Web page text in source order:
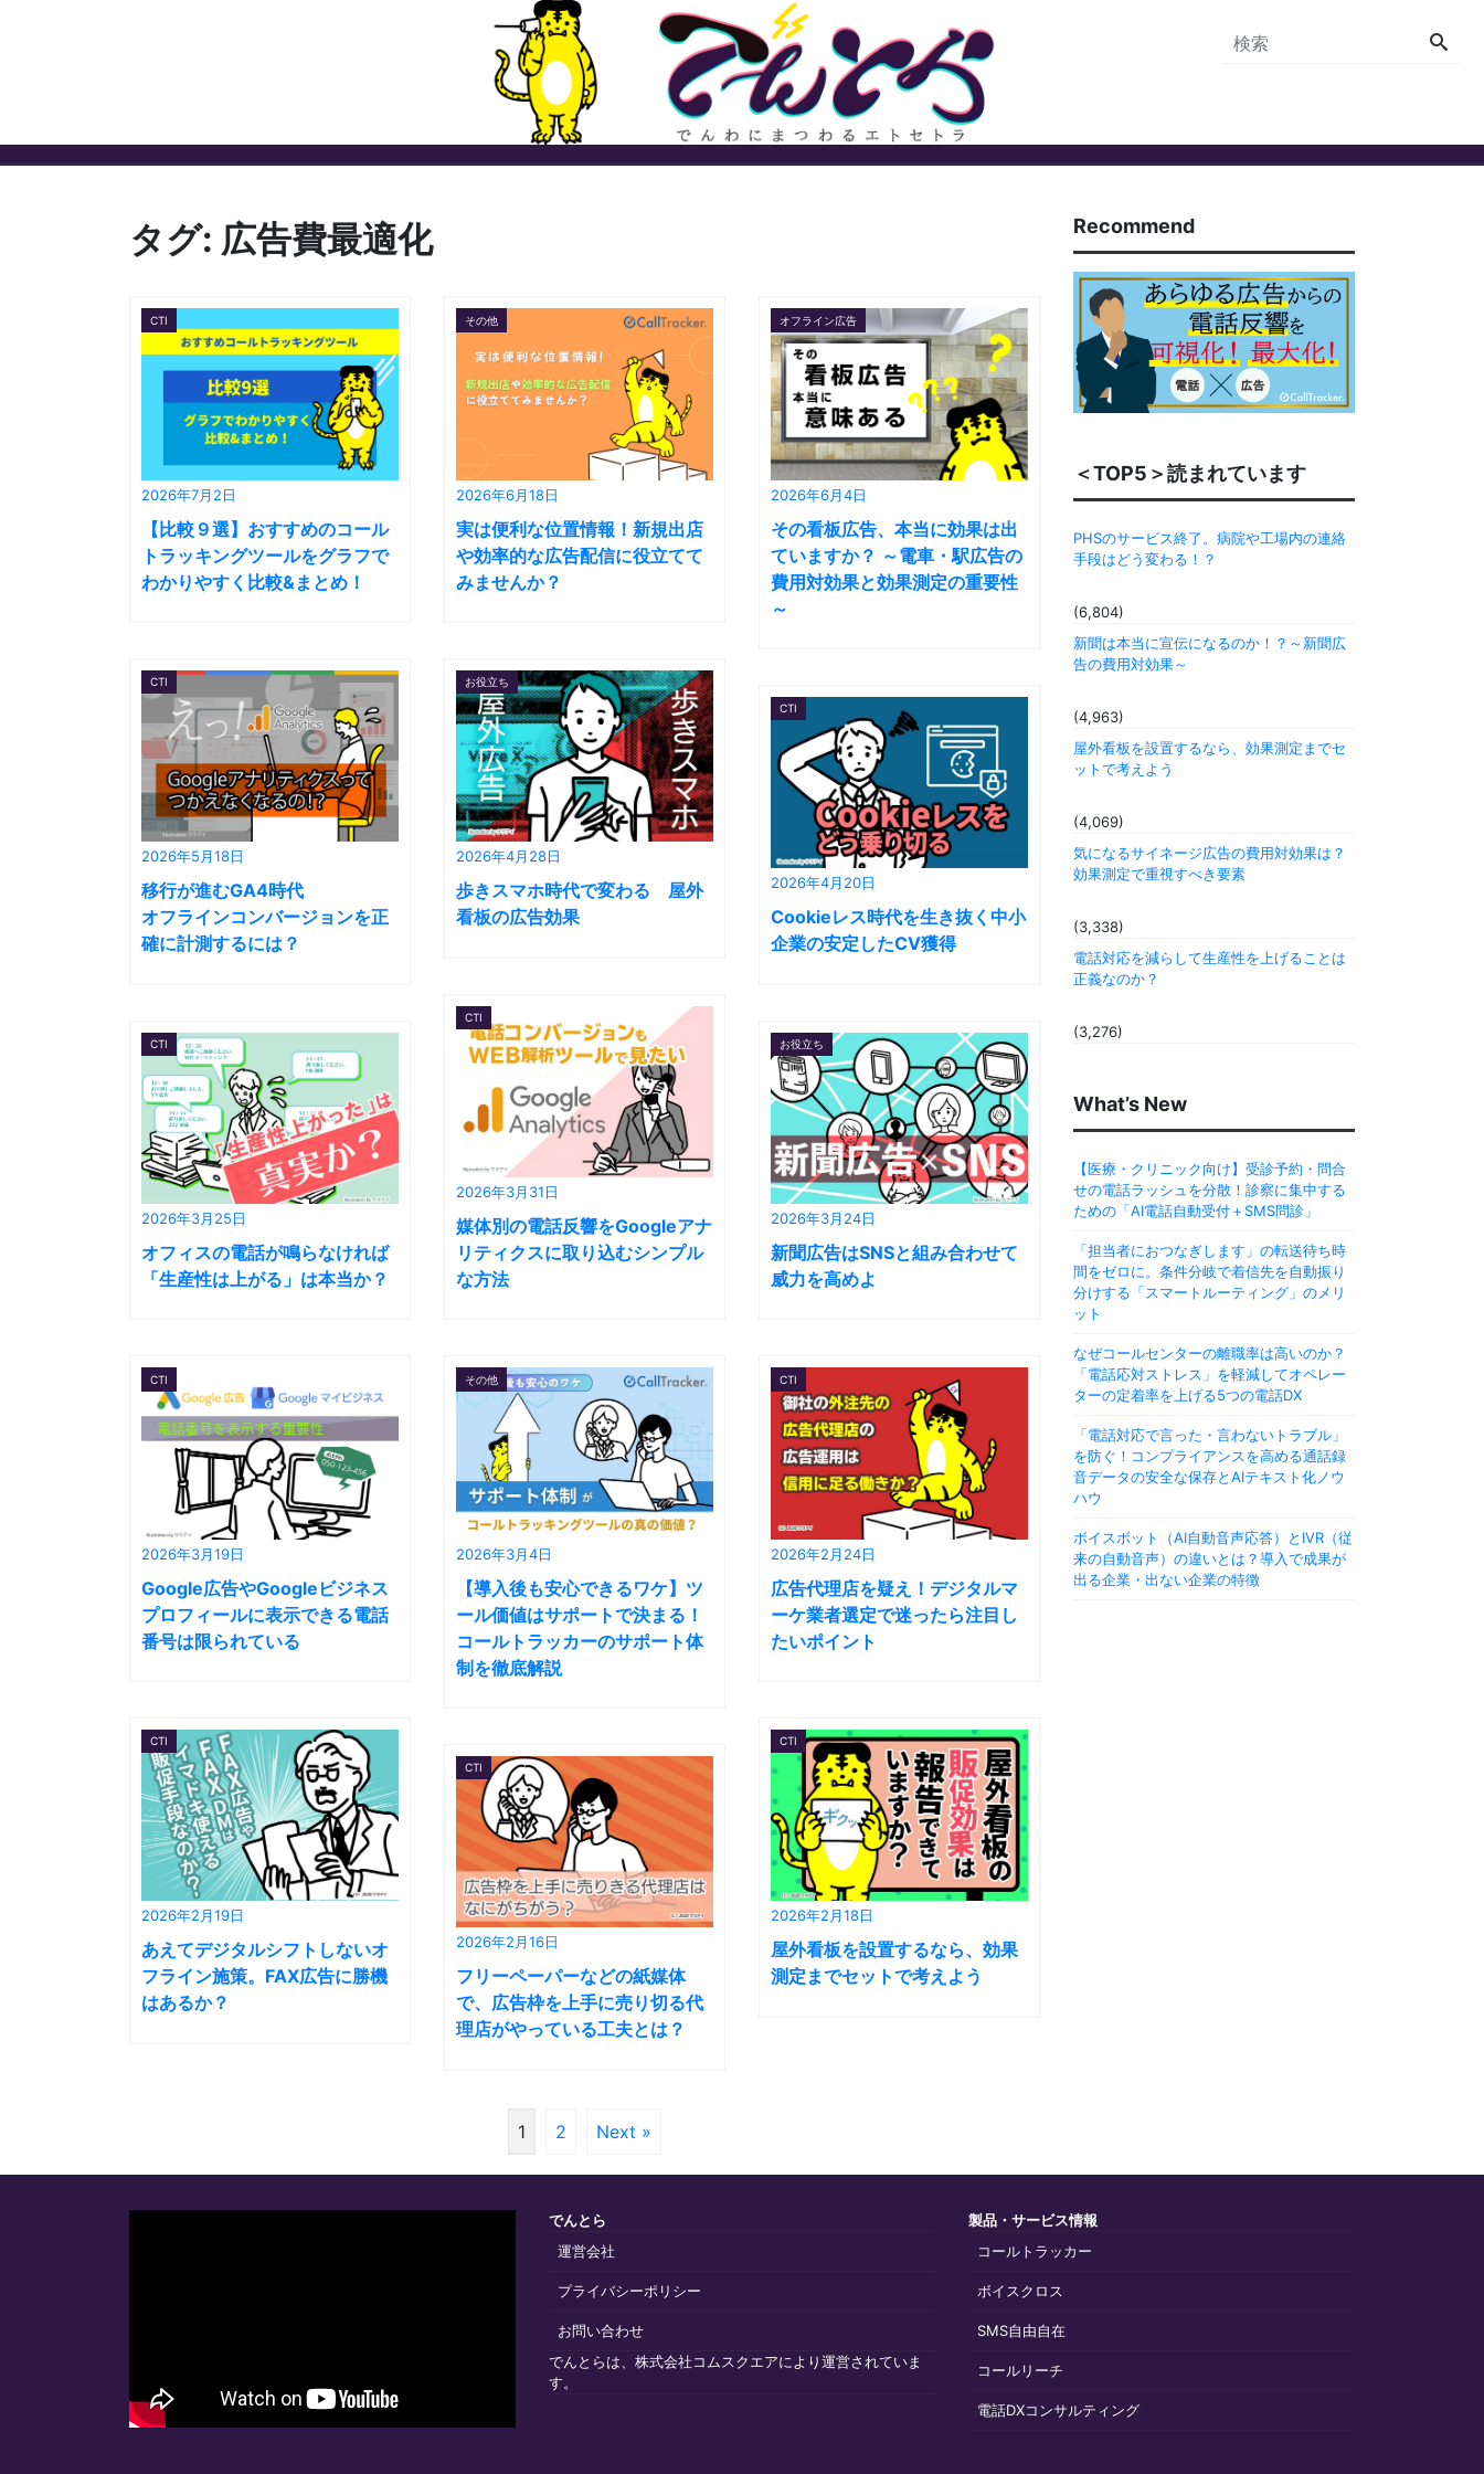
タグ: 広告費最適化
2026年7月2日
CTI
【比較９選】おすすめのコール
トラッキングツールをグラフで
わかりやすく比較&まとめ！
2026年6月18日
その他
実は便利な位置情報！新規出店
や効率的な広告配信に役立てて
みませんか？
2026年6月4日
オフライン広告
その看板広告、本当に効果は出
ていますか？ ～電車・駅広告の
費用対効果と効果測定の重要性
～
2026年5月18日
CTI
移行が進むGA4時代
オフラインコンバージョンを正
確に計測するには？
2026年4月28日
お役立ち
歩きスマホ時代で変わる 屋外
看板の広告効果
2026年4月20日
CTI
Cookieレス時代を生き抜く中小
企業の安定したCV獲得
2026年3月31日
CTI
媒体別の電話反響をGoogleアナ
リティクスに取り込むシンプル
な方法
2026年3月25日
CTI
オフィスの電話が鳴らなければ
「生産性は上がる」は本当か？
2026年3月24日
お役立ち
新聞広告はSNSと組み合わせて
威力を高めよ
2026年3月19日
CTI
Google広告やGoogleビジネス
プロフィールに表示できる電話
番号は限られている
2026年3月4日
その他
【導入後も安心できるワケ】ツ
ール価値はサポートで決まる！
コールトラッカーのサポート体
制を徹底解説
2026年2月24日
CTI
広告代理店を疑え！デジタルマ
ーケ業者選定で迷ったら注目し
たいポイント
2026年2月19日
CTI
あえてデジタルシフトしないオ
フライン施策。FAX広告に勝機
はあるか？
2026年2月18日
CTI
屋外看板を設置するなら、効果
測定までセットで考えよう
2026年2月16日
CTI
フリーペーパーなどの紙媒体
で、広告枠を上手に売り切る代
理店がやっている工夫とは？
1 2 Next »
Recommend
＜TOP5＞読まれています
PHSのサービス終了。病院や工場内の連絡
手段はどう変わる！？
(6,804)
新聞は本当に宣伝になるのか！？～新聞広
告の費用対効果～
(4,963)
屋外看板を設置するなら、効果測定までセ
ットで考えよう
(4,069)
気になるサイネージ広告の費用対効果は？
効果測定で重視すべき要素
(3,338)
電話対応を減らして生産性を上げることは
正義なのか？
(3,276)
What’s New
【医療・クリニック向け】受診予約・問合
せの電話ラッシュを分散！診察に集中する
ための「AI電話自動受付＋SMS問診」
「担当者におつなぎします」の転送待ち時
間をゼロに。条件分岐で着信先を自動振り
分けする「スマートルーティング」のメリ
ット
なぜコールセンターの離職率は高いのか？
「電話応対ストレス」を軽減してオペレー
ターの定着率を上げる5つの電話DX
「電話対応で言った・言わないトラブル」
を防ぐ！コンプライアンスを高める通話録
音データの安全な保存とAIテキスト化ノウ
ハウ
ボイスボット（AI自動音声応答）とIVR（従
来の自動音声）の違いとは？導入で成果が
出る企業・出ない企業の特徴
でんとら
運営会社
プライバシーポリシー
お問い合わせ
でんとらは、株式会社コムスクエアにより運営されていま
す。
製品・サービス情報
コールトラッカー
ボイスクロス
SMS自由自在
コールリーチ
電話DXコンサルティング